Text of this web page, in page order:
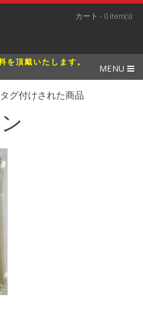
グ付けされた商品
を頂戴いたします。
カート - 0 item(s)
MENU